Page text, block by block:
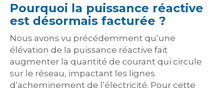
Pourquoi la puissance réactive
est désormais facturée ?
Nous avons vu précédemment qu’une
élévation de la puissance réactive fait
augmenter la quantité de courant qui circule
sur le réseau, impactant les lignes
d’acheminement de l’électricité. Pour cette